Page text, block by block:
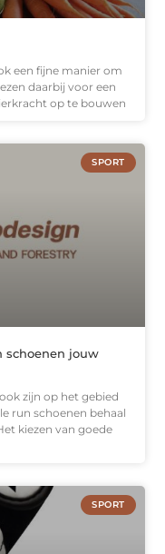
een fijne manier om
daarbij voor een
op te bouwen
SPORT
schoenen jouw
zijn op het gebied
run schoenen behaal
kiezen van goede
SPORT